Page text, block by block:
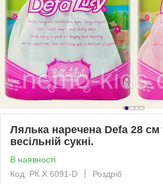
Лялька наречена Defa 28 см
весільній сукні.
В наявності
Код: РК Х 6091-D
Роздріб